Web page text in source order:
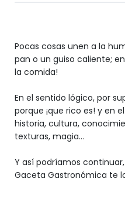
Pocas cosas unen a la
pan o un guiso caliente;
la comida!
En el sentido lógico, por
porque ¡que rico es! y en
historia, cultura,
texturas, magia…
Y así podríamos
Gaceta Gastronómica te